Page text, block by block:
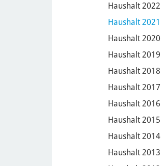
Haushalt 2022
Haushalt 2021
Haushalt 2020
Haushalt 2019
Haushalt 2018
Haushalt 2017
Haushalt 2016
Haushalt 2015
Haushalt 2014
Haushalt 2013